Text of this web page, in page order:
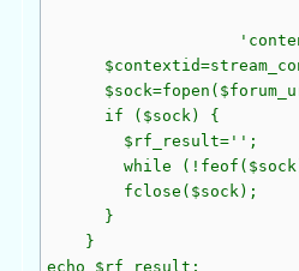
'Content-
'content' =>
if ($sock) {
$rf_result='';
while (!feof($sock))
fclose($sock);
}
}
echo $rf_result;